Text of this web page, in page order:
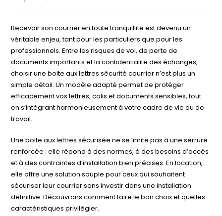
Recevoir son courrier en toute tranquillité est devenu un
véritable enjeu, tant pour les particuliers que pour les
professionnels. Entre les risques de vol, de perte de
documents importants et la confidentialité des échanges,
choisir une boite aux lettres sécurité courrier n’est plus un
simple détail. Un modèle adapté permet de protéger
efficacement vos lettres, colis et documents sensibles, tout
en s’intégrant harmonieusement à votre cadre de vie ou de
travail.
Une boite aux lettres sécurisée ne se limite pas à une serrure
renforcée : elle répond à des normes, à des besoins d’accès
et à des contraintes d’installation bien précises. En location,
elle offre une solution souple pour ceux qui souhaitent
sécuriser leur courrier sans investir dans une installation
définitive. Découvrons comment faire le bon choix et quelles
caractéristiques privilégier.